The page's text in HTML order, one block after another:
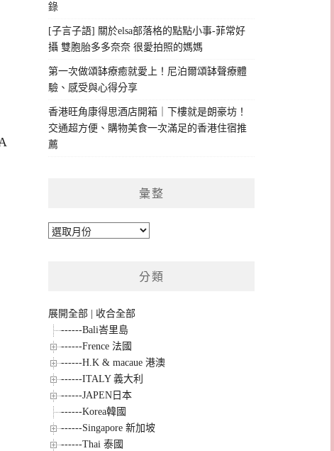
錄
[子言子語] 關於elsa部落格的點點小事-菲常好
攝 雙胞胎多多奈奈 很愛拍照的媽媽
第一次做頌缽療癒就愛上！尼泊爾頌缽聲療體
驗、感受與心得分享
香港旺角康得思酒店開箱｜下樓就是朗豪坊！
交通超方便、購物美食一次滿足的香港住宿推
薦
彙整
彙
分類
展開全部
收合全部
------Bali峇里島
------Frence 法國
------H.K & macaue 港澳
------ITALY 義大利
------JAPEN日本
------Korea韓國
------Singapore 新加坡
------Thai 泰國